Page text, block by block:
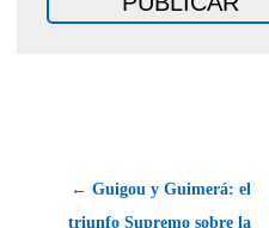
← Guigou y Guimerá: el
triunfo Supremo sobre la